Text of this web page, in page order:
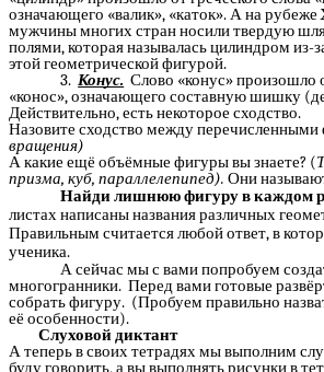
означающего «валик», «каток». А на рубеже
мужчины многих стран носили твердую
полями, которая называлась цилиндром из-
этой геометрической фигурой.
3.Конус. Слово «конус» произошло
«конос», означающего составную шишку
Действительно, есть некоторое сходство.
Назовите сходство между перечисленными
вращения)
А какие ещё объёмные фигуры вы знаете? (
призма, куб, параллелепипед). Они
Найди лишнюю фигуру в каждом
листах написаны названия различных
Правильным считается любой ответ, в
ученика.
А сейчас мы с вами попробуем
многогранники. Перед вами готовые
собрать фигуру. (Пробуем правильно
её особенности).
Слуховой диктант
А теперь в своих тетрадях мы выполним